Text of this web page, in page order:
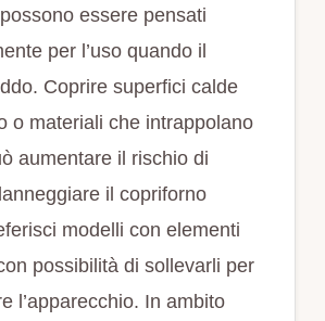
essere pensati
per l’uso quando il
Coprire superfici calde
o materiali che intrappolano
aumentare il rischio di
il copriforno
modelli con elementi
possibilità di sollevarli per
l’apparecchio. In ambito